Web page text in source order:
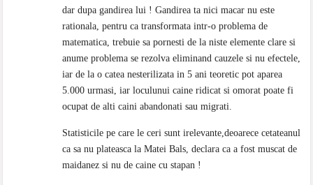
dar dupa gandirea lui ! Gandirea ta nici macar nu este
rationala, pentru ca transformata intr-o problema de
matematica, trebuie sa pornesti de la niste elemente clare si
anume problema se rezolva eliminand cauzele si nu efectele,
iar de la o catea nesterilizata in 5 ani teoretic pot aparea
5.000 urmasi, iar loculunui caine ridicat si omorat poate fi
ocupat de alti caini abandonati sau migrati.
Statisticile pe care le ceri sunt irelevante,deoarece cetateanul
ca sa nu plateasca la Matei Bals, declara ca a fost muscat de
maidanez si nu de caine cu stapan !